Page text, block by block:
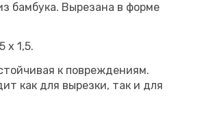
бамбука. Вырезана в форме
х 1,5.
к повреждениям.
как для вырезки, так и для